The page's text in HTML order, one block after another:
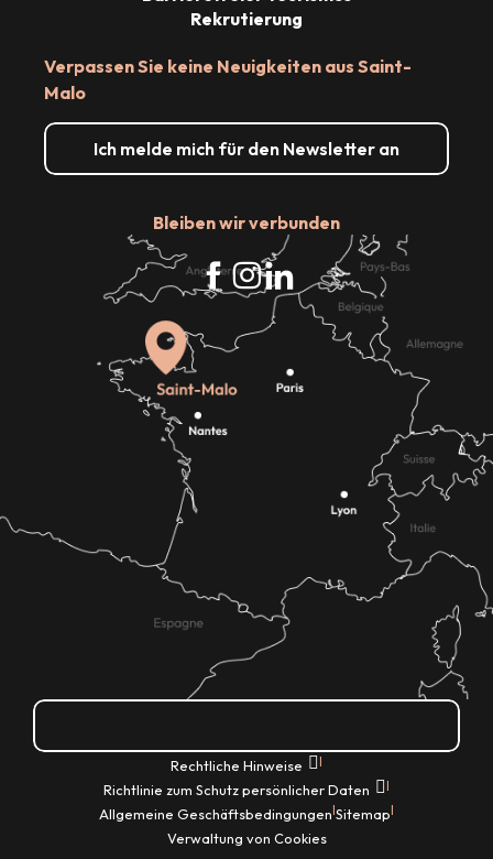
Verpassen Sie keine Neuigkeiten aus Saint-
Malo
Ich melde mich für den Newsletter an
Bleiben wir verbunden
Rekrutierung
Rechtliche Hinweise |
Richtlinie zum Schutz persönlicher Daten |
Allgemeine Geschäftsbedingungen|Sitemap|
Verwaltung von Cookies